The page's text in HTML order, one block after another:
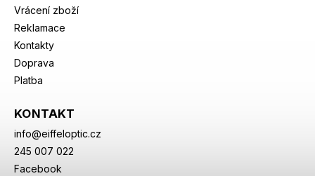
Vrácení zboží
Reklamace
Kontakty
Doprava
Platba
KONTAKT
info@eiffeloptic.cz
245 007 022
Facebook